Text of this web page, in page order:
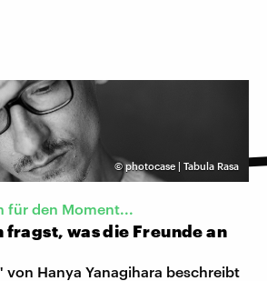
©photocase | Tabula Rasa
für den Moment...
fragst, was die Freunde an
von Hanya Yanagihara beschreibt